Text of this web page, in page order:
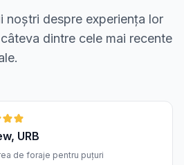
noștri despre experiența lor
dintre cele mai recente
URB
de foraje pentru puțuri